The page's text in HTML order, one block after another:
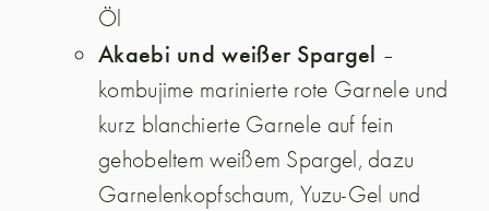
Öl
Akaebi und weißer Spargel –
kombujime marinierte rote Garnele und
kurz blanchierte Garnele auf fein
gehobeltem weißem Spargel, dazu
Garnelenkopfschaum, Yuzu-Gel und